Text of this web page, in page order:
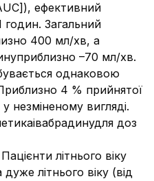
ефективний
годин. Загальний
400 мл/хв, а
–70 мл/хв.
однаковою
4 % прийнятої
незміненому вигляді.
доз
літнього віку
літнього віку (від